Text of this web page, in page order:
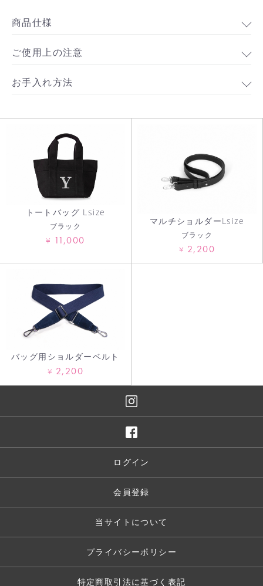
商品仕様
ご使用上の注意
お手入れ方法
トートバッグ Lsize
ブラック
¥ 11,000
マルチショルダーLsize
ブラック
¥ 2,200
バッグ用ショルダーベルト
¥ 2,200
ログイン
会員登録
当サイトについて
プライバシーポリシー
特定商取引法に基づく表記